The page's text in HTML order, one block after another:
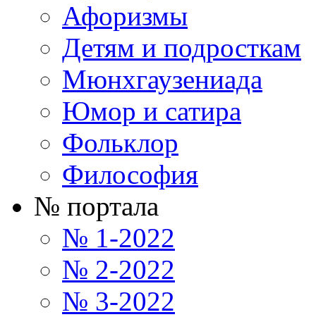
Афоризмы
Детям и подросткам
Мюнхгаузениада
Юмор и сатира
Фольклор
Философия
№ портала
№ 1-2022
№ 2-2022
№ 3-2022